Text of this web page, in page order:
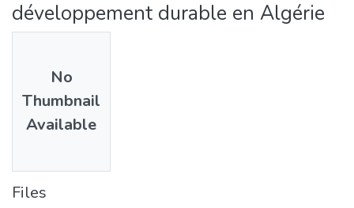
développement durable en Algérie
No
Thumbnail
Available
Files